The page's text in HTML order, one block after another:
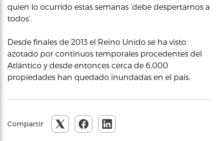
quien lo ocurrido estas semanas ‘debe despertarnos a
todos’.
Desde finales de 2013 el Reino Unido se ha visto
azotado por continuos temporales procedentes del
Atlántico y desde entonces cerca de 6,000
propiedades han quedado inundadas en el país.
Compartir